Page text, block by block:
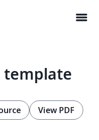
menu
template
View PDF